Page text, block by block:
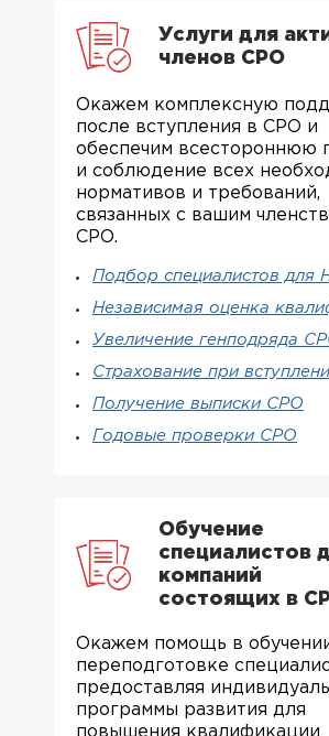
Услуги для
членов СРО
Окажем комплексную
после вступления в СРО и
обеспечим всестороннюю
и соблюдение всех
нормативов и требований,
связанных с вашим
СРО.
Подбор специалистов для
Независимая оценка
Увеличение генподряда
Страхование при
Получение выписки СРО
Годовые проверки СРО
Обучение
специалистов
компаний
состоящих в
Окажем помощь в
переподготовке
предоставляя
программы развития для
повышения квалификации